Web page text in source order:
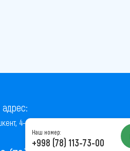
4-й проезд Ниёзбек Йули, 7
Наш номер:
+998 (78) 113-73-00